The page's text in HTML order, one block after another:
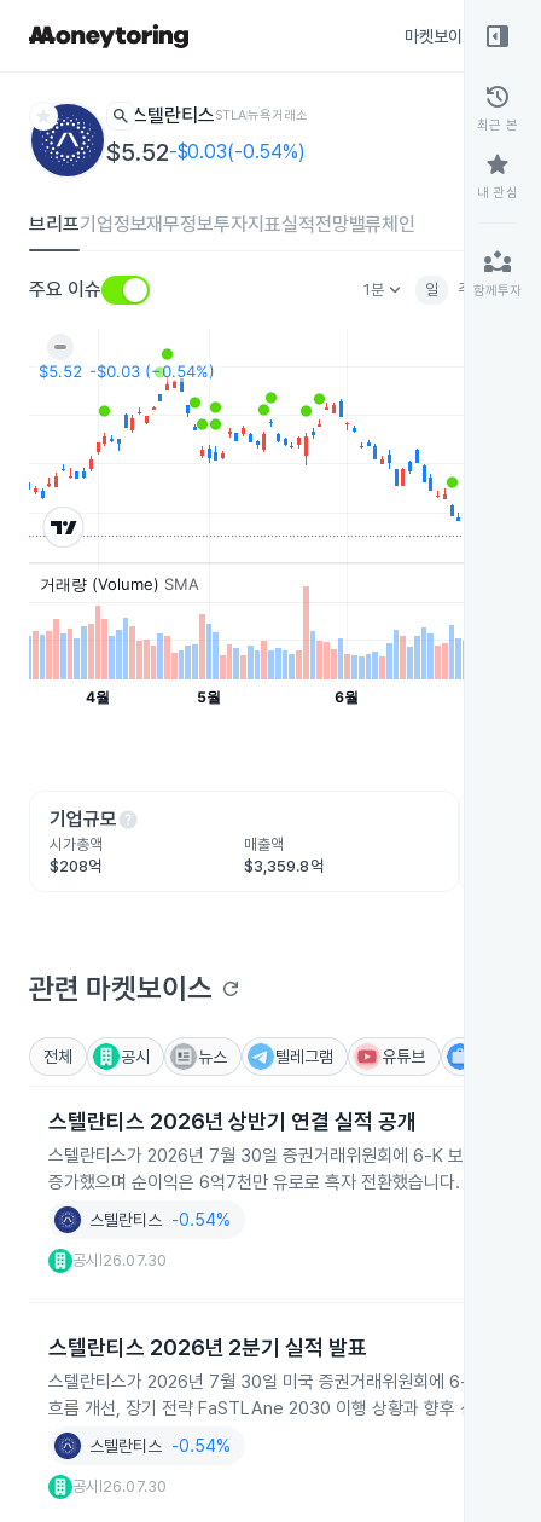
마켓보이스
star search 스텔란티스STLA뉴욕거래소
$5.52-$0.03(-0.54%)
브리프기업정보재무정보투자지표실적전망밸류체인
주요 이슈 1분keyboard_arrow_down 일 주 월
기업규모help
시가총액
$208억
매출액
$3,359.8억
관련 마켓보이스 refresh
전체 공시 뉴스 텔레그램 유튜브
스텔란티스 2026년 상반기 연결 실적 공개
스텔란티스가 2026년 7월 30일 증권거래위원회에 6‑K 보고서를
증가했으며 순이익은 6억7천만 유로로 흑자 전환했습니다.
스텔란티스 -0.54%
공시 26.07.30
스텔란티스 2026년 2분기 실적 발표
스텔란티스가 2026년 7월 30일 미국 증권거래위원회에 6‑K를 제
흐름 개선, 장기 전략 FaSTLAne 2030 이행 상황과 향후 신차 출시
스텔란티스 -0.54%
공시 26.07.30
right_panel_open
history
최근 본
star
내 관심
partner_exchange
함께투자